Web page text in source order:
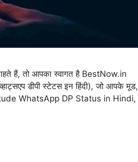
हैं, तो आपका स्वागत है BestNow.in
डीपी स्टेटस इन हिंदी), जो आपके मूड,
WhatsApp DP Status in Hindi,